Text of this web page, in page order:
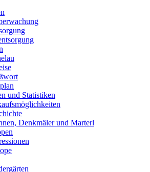
und Statistiken
Denkmäler und Marterl